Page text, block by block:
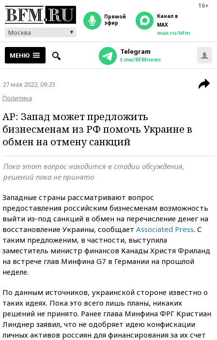
16+
Москва
прямой
эфир
Канал в
MAX
max.ru/bfm
МЕНЮ Telegram
t.me/BFMnews
27 мая 2022, 09:23
Политика
AP: Запад может предложить
бизнесменам из РФ помочь Украине в
обмен на отмену санкций
Пока этот вопрос находится в стадии обсуждения,
решений пока не принято
Западные страны рассматривают вопрос
предоставления российским бизнесменам возможность
выйти из-под санкций в обмен на перечисление денег на
восстановление Украины, сообщает Associated Press. С
таким предложеним, в частности, выступила
заместитель министр финансов Канады Христя Фриланд
на встрече глав Минфина G7 в Германии на прошлой
неделе.
По данным источников, украинской стороне известно о
таких идеях. Пока это всего лишь планы, никаких
решений не принято. Ранее глава Минфина ФРГ Кристиан
Линднер заявил, что не одобряет идею конфискации
личных активов россиян для финансирования за их счет